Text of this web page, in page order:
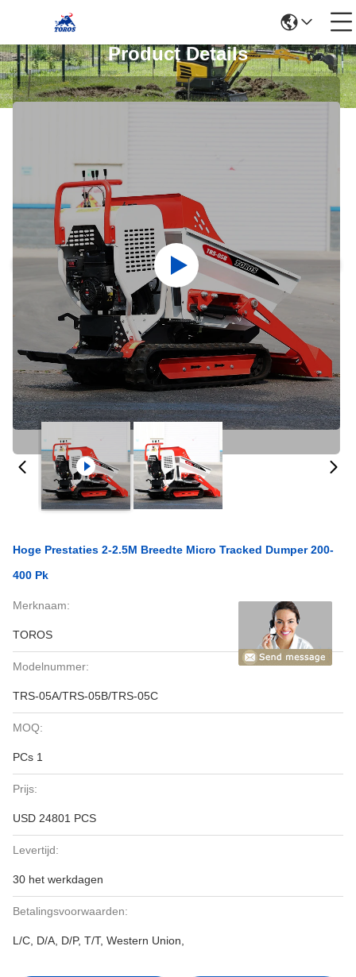
Product Details
Hoge Prestaties 2-2.5M Breedte Micro Tracked Dumper 200-
400 Pk
Merknaam:
TOROS
Modelnummer:
TRS-05A/TRS-05B/TRS-05C
MOQ:
PCs 1
Prijs:
USD 24801 PCS
Levertijd:
30 het werkdagen
Betalingsvoorwaarden:
L/C, D/A, D/P, T/T, Western Union,